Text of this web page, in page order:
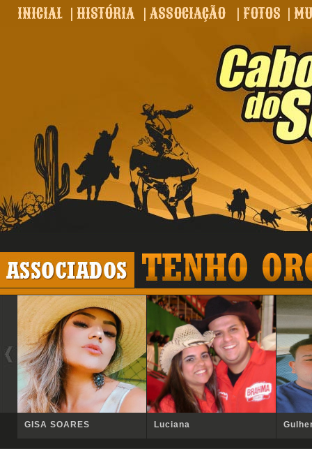
INICIAL | HISTÓRIA | ASSOCIAÇÃO | FOTOS |
GISA SOARES Luciana